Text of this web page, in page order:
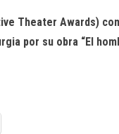
Theater Awards)
por su obra “El